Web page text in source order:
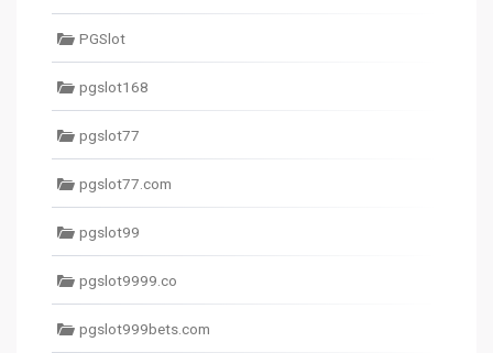
PGSlot
pgslot168
pgslot77
pgslot77.com
pgslot99
pgslot9999.co
pgslot999bets.com